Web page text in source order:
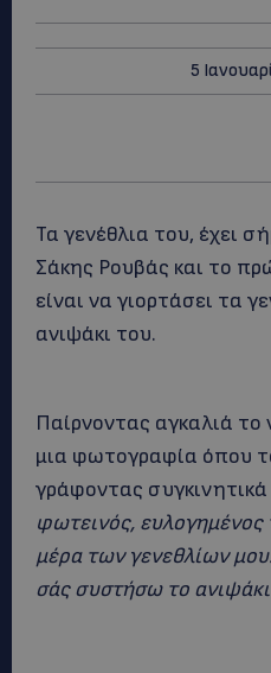
5
Τα γενέθλια του, έχει
Σάκης Ρουβάς και το
είναι να γιορτάσει τα
ανιψάκι του.
Παίρνοντας αγκαλιά
μια φωτογραφία όπου
γράφοντας
φωτεινός, ευλογημένος
μέρα των γενεθλίων
σάς συστήσω το